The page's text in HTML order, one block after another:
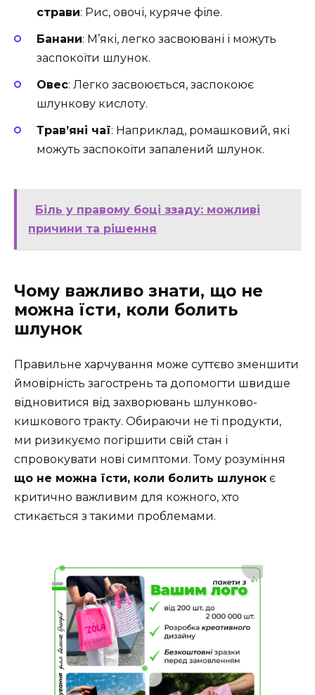
страви: Рис, овочі, куряче філе.
Банани: М’які, легко засвоювані і можуть
заспокоїти шлунок.
Овес: Легко засвоюється, заспокоює
шлункову кислоту.
Трав’яні чаї: Наприклад, ромашковий, які
можуть заспокоїти запалений шлунок.
Біль у правому боці ззаду: можливі
причини та рішення
Чому важливо знати, що не
можна їсти, коли болить
шлунок
Правильне харчування може суттєво зменшити
ймовірність загострень та допомогти швидше
відновитися від захворювань шлунково-
кишкового тракту. Обираючи не ті продукти,
ми ризикуємо погіршити свій стан і
спровокувати нові симптоми. Тому розуміння
що не можна їсти, коли болить шлунок є
критично важливим для кожного, хто
стикається з такими проблемами.